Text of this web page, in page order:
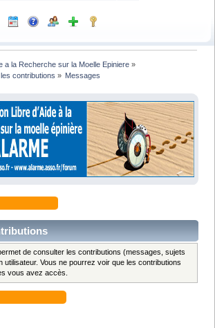
a la Recherche sur la Moelle Epiniere »
contributions » Messages
de consulter les contributions (messages, sujets
utilisateur. Vous ne pourrez voir que les contributions
vous avez accès.